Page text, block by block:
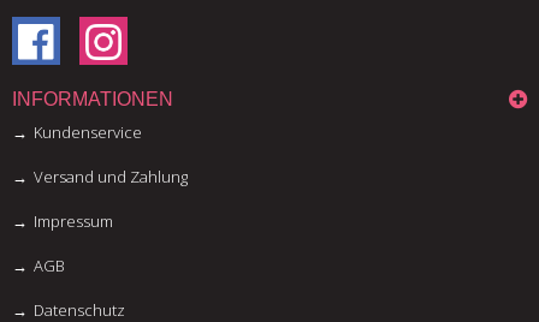
INFORMATIONEN
Kundenservice
Versand und Zahlung
Impressum
AGB
Datenschutz